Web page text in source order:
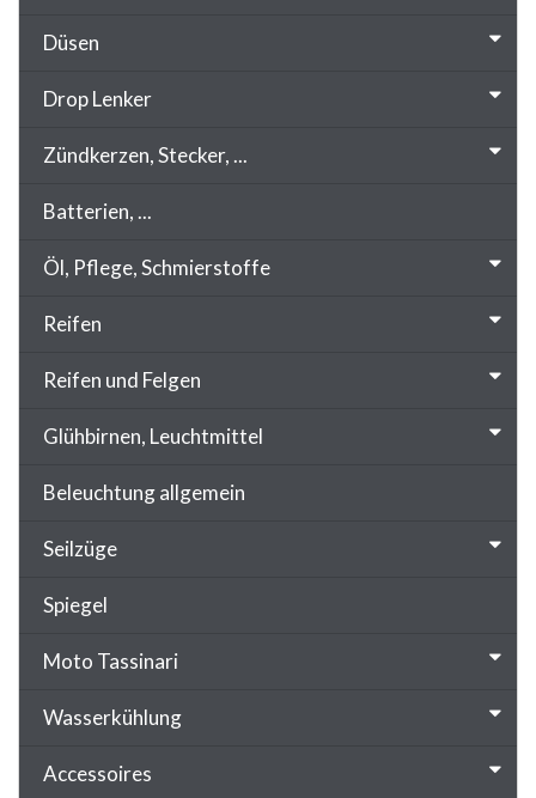
Düsen
Drop Lenker
Zündkerzen, Stecker, ...
Batterien, ...
Öl, Pflege, Schmierstoffe
Reifen
Reifen und Felgen
Glühbirnen, Leuchtmittel
Beleuchtung allgemein
Seilzüge
Spiegel
Moto Tassinari
Wasserkühlung
Accessoires